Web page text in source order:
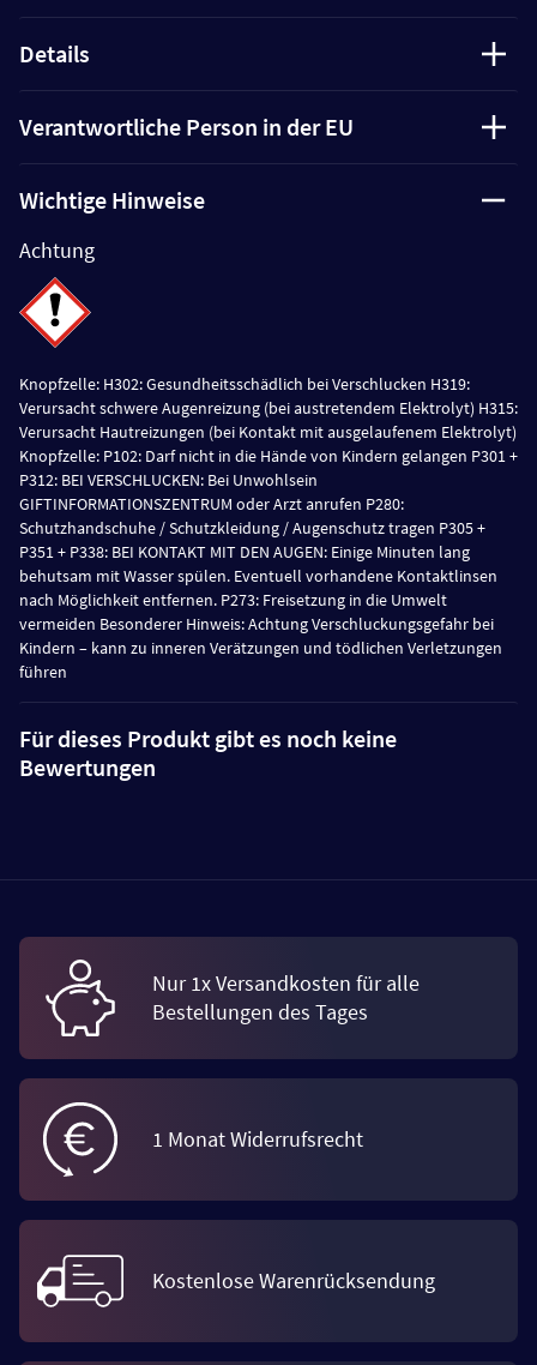
Details
Verantwortliche Person in der EU
Wichtige Hinweise
Achtung
Knopfzelle: H302: Gesundheitsschädlich bei Verschlucken H319:
Verursacht schwere Augenreizung (bei austretendem Elektrolyt) H315:
Verursacht Hautreizungen (bei Kontakt mit ausgelaufenem Elektrolyt)
Knopfzelle: P102: Darf nicht in die Hände von Kindern gelangen P301 +
P312: BEI VERSCHLUCKEN: Bei Unwohlsein
GIFTINFORMATIONSZENTRUM oder Arzt anrufen P280:
Schutzhandschuhe / Schutzkleidung / Augenschutz tragen P305 +
P351 + P338: BEI KONTAKT MIT DEN AUGEN: Einige Minuten lang
behutsam mit Wasser spülen. Eventuell vorhandene Kontaktlinsen
nach Möglichkeit entfernen. P273: Freisetzung in die Umwelt
vermeiden Besonderer Hinweis: Achtung Verschluckungsgefahr bei
Kindern – kann zu inneren Verätzungen und tödlichen Verletzungen
führen
Für dieses Produkt gibt es noch keine
Bewertungen
Nur 1x Versandkosten für alle
Bestellungen des Tages
1 Monat Widerrufsrecht
Kostenlose Warenrücksendung